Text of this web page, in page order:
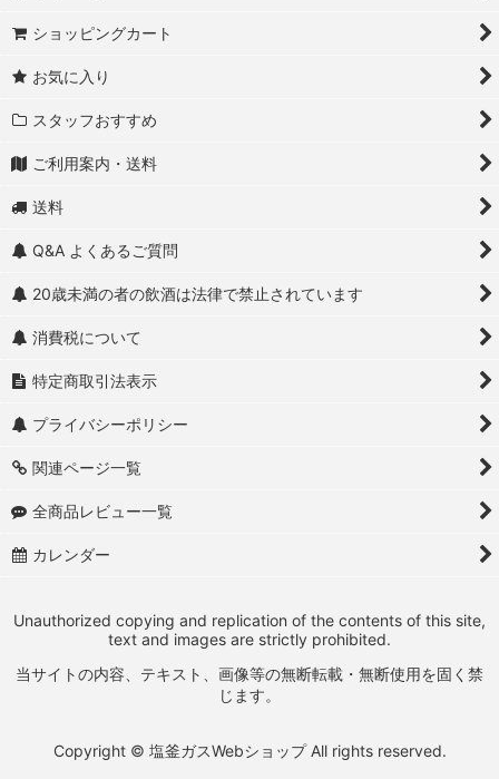
ショッピングカート
お気に入り
スタッフおすすめ
ご利用案内・送料
送料
Q&A よくあるご質問
20歳未満の者の飲酒は法律で禁止されています
消費税について
特定商取引法表示
プライバシーポリシー
関連ページ一覧
全商品レビュー一覧
カレンダー
Unauthorized copying and replication of the contents of this site,
text and images are strictly prohibited.
当サイトの内容、テキスト、画像等の無断転載・無断使用を固く禁
じます。
Copyright © 塩釜ガスWebショップ All rights reserved.